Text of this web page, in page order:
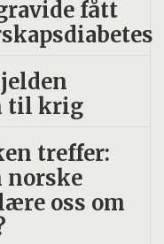
fått
til krig
treffer:
norske
oss om